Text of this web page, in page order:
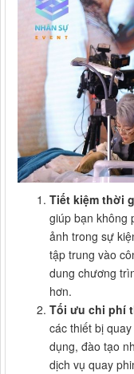
Tiết kiệm thời
giúp bạn không
ảnh trong sự
tập trung vào
dung chương
hơn.
Tối ưu chi phí
các thiết bị
dụng, đào tạo
dịch vụ quay